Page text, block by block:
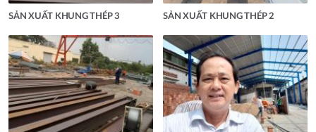
SẢN XUẤT KHUNG THÉP 3 SẢN XUẤT KHUNG THÉP 2